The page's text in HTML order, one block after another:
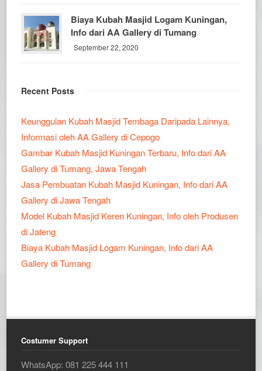
Biaya Kubah Masjid Logam Kuningan,
Info dari AA Gallery di Tumang
September 22, 2020
Recent Posts
Keunggulan Kubah Masjid Tembaga Daripada Lainnya,
Informasi oleh AA Gallery di Cepogo
Gambar Kubah Masjid Kuningan Terbaru, Info dari AA
Gallery di Tumang, Jawa Tengah
Jasa Pembuatan Kubah Masjid Kuningan, Info dari AA
Gallery di Jawa Tengah
Model Kubah Masjid Keren Kuningan, Info oleh Produsen
di Jateng
Biaya Kubah Masjid Logam Kuningan, Info dari AA
Gallery di Tumang
Costumer Support
WhatsApp: 081 225 444 111